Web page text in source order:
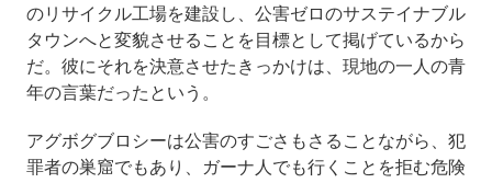
のリサイクル工場を建設し、公害ゼロのサステイナブル
タウンへと変貌させることを目標として掲げているから
だ。彼にそれを決意させたきっかけは、現地の一人の青
年の言葉だったという。
アグボグブロシーは公害のすごさもさることながら、犯
罪者の巣窟でもあり、ガーナ人でも行くことを拒む危険